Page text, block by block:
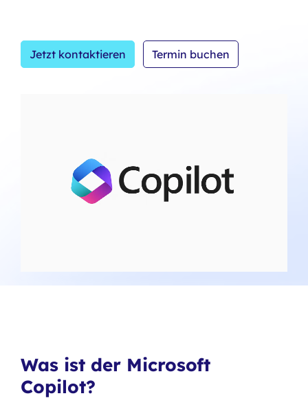
Jetzt kontaktieren Termin buchen
Was ist der Microsoft
Copilot?